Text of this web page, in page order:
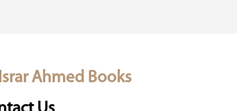
Ahmed Books